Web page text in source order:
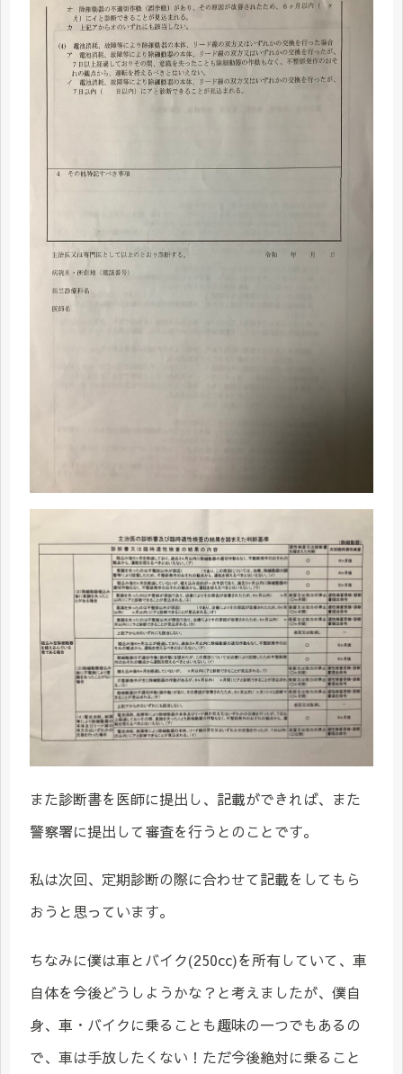
また診断書を医師に提出し、記載ができれば、また
警察署に提出して審査を行うとのことです。
私は次回、定期診断の際に合わせて記載をしてもら
おうと思っています。
ちなみに僕は車とバイク(250cc)を所有していて、車
自体を今後どうしようかな？と考えましたが、僕自
身、車・バイクに乗ることも趣味の一つでもあるの
で、車は手放したくない！ただ今後絶対に乗ること